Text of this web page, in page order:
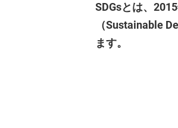
SDGsとは、
（Sustainable
ます。